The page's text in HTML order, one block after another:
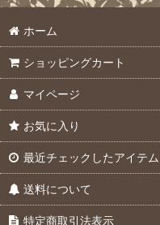
ホーム
ショッピングカート
マイページ
お気に入り
最近チェックしたアイテム
送料について
特定商取引法表示